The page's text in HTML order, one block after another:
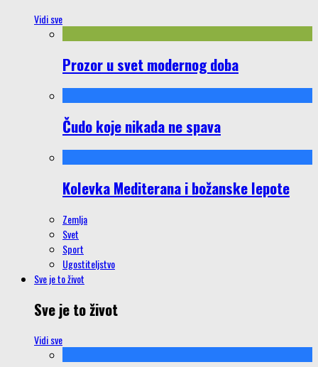
Vidi sve
Prozor u svet modernog doba
Čudo koje nikada ne spava
Kolevka Mediterana i božanske lepote
Zemlja
Svet
Sport
Ugostiteljstvo
Sve je to život
Sve je to život
Vidi sve